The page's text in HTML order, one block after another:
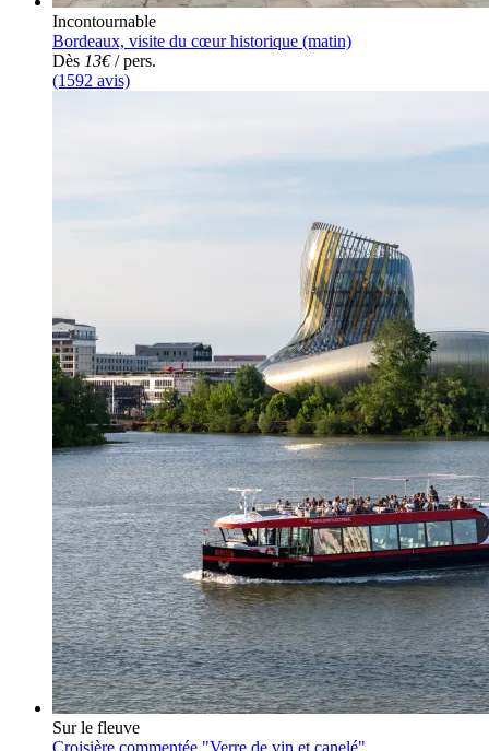
Incontournable
Bordeaux, visite du cœur historique (matin)
Dès 13€/ pers.
(1592 avis)
Sur le fleuve
Croisière commentée "Verre de vin et canelé"